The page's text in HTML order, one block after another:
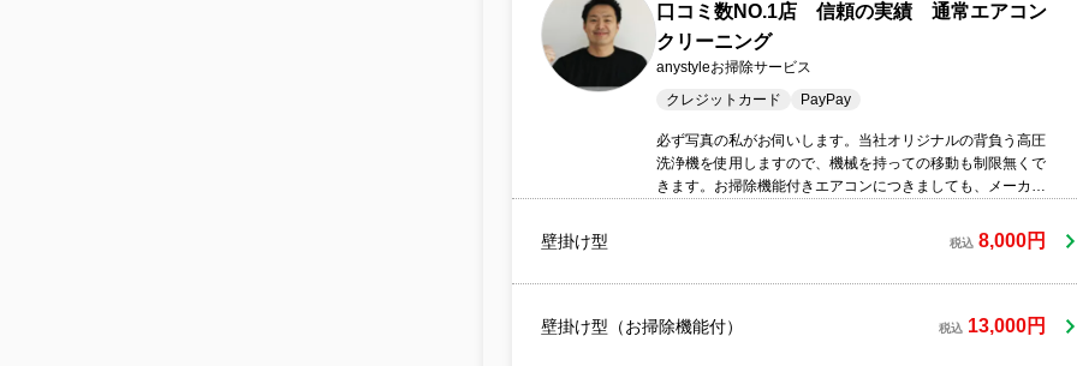
口コミ数NO.1店 信頼の実績 通常エアコン
クリーニング
anystyleお掃除サービス
クレジットカード
PayPay
必ず写真の私がお伺いします。当社オリジナルの背負う高圧
洗浄機を使用しますので、機械を持っての移動も制限無くで
きます。お掃除機能付きエアコンにつきましても、メーカー
実績がございますので、安心してお任せいただけます。万が
一の事故にも損害保険に加入しておりますのでご安心下さ
壁掛け型 税込 8,000円
壁掛け型（お掃除機能付） 税込 13,000円